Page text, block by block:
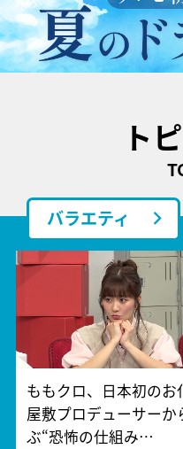
ト
バラエティ
ももクロ、日本初のお
屋敷プロデューサーか
ぶ“恐怖の仕組み…